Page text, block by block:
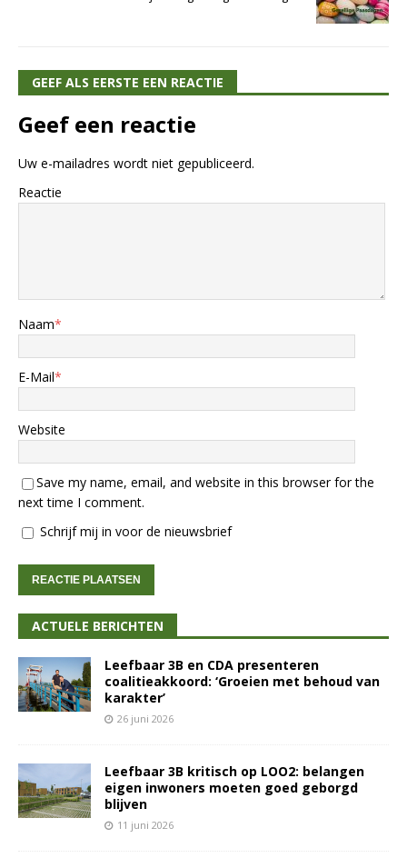
GEEF ALS EERSTE EEN REACTIE
Geef een reactie
Uw e-mailadres wordt niet gepubliceerd.
Reactie
Naam*
E-Mail*
Website
Save my name, email, and website in this browser for the
next time I comment.
Schrijf mij in voor de nieuwsbrief
ACTUELE BERICHTEN
Leefbaar 3B en CDA presenteren
coalitieakkoord: ‘Groeien met behoud van
karakter’
26 juni 2026
Leefbaar 3B kritisch op LOO2: belangen
eigen inwoners moeten goed geborgd
blijven
11 juni 2026